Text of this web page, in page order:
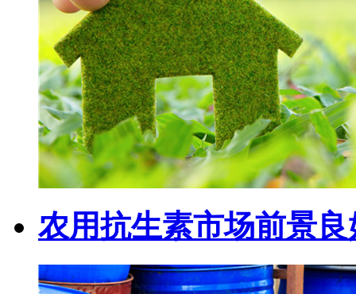
农用抗生素市场前景